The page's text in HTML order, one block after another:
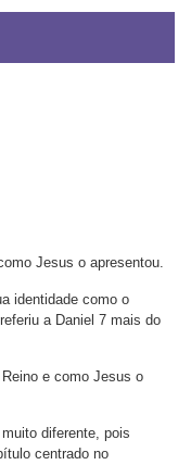
Jesus o apresentou.
identidade como o
a Daniel 7 mais do
e como Jesus o
diferente, pois
centrado no